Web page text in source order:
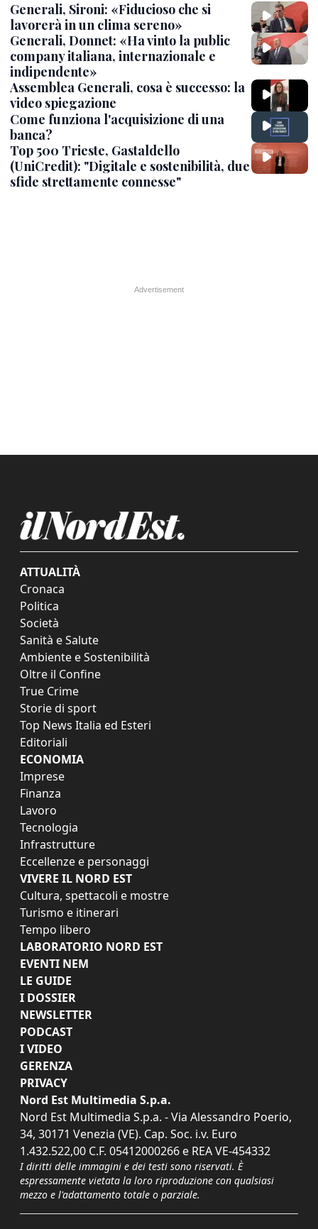
Generali, Sironi: «Fiducioso che si
lavorerà in un clima sereno»
Generali, Donnet: «Ha vinto la public
company italiana, internazionale e
indipendente»
Assemblea Generali, cosa è successo: la
video spiegazione
Come funziona l'acquisizione di una
banca?
Top 500 Trieste, Gastaldello
(UniCredit): "Digitale e sostenibilità, due
sfide strettamente connesse"
ATTUALITÀ
Cronaca
Politica
Società
Sanità e Salute
Ambiente e Sostenibilità
Oltre il Confine
True Crime
Storie di sport
Top News Italia ed Esteri
Editoriali
ECONOMIA
Imprese
Finanza
Lavoro
Tecnologia
Infrastrutture
Eccellenze e personaggi
VIVERE IL NORD EST
Cultura, spettacoli e mostre
Turismo e itinerari
Tempo libero
LABORATORIO NORD EST
EVENTI NEM
LE GUIDE
I DOSSIER
NEWSLETTER
PODCAST
I VIDEO
GERENZA
PRIVACY
Nord Est Multimedia S.p.a.
Nord Est Multimedia S.p.a. - Via Alessandro Poerio,
34, 30171 Venezia (VE). Cap. Soc. i.v. Euro
1.432.522,00 C.F. 05412000266 e REA VE-454332
I diritti delle immagini e dei testi sono riservati. È
espressamente vietata la loro riproduzione con qualsiasi
mezzo e l'adattamento totale o parziale.